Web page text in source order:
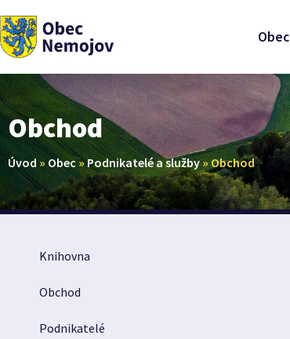
Obec
Obchod
Úvod »Obec»Podnikatelé a služby»Obchod
Knihovna
Obchod
Podnikatelé